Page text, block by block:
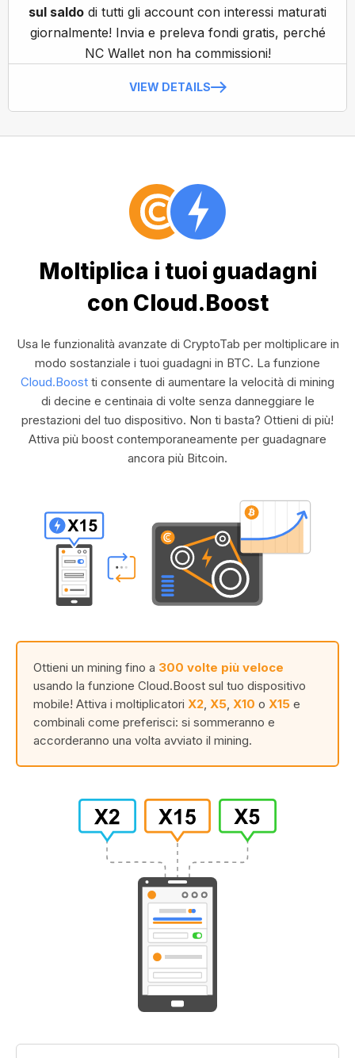
sul saldo di tutti gli account con interessi maturati
giornalmente! Invia e preleva fondi gratis, perché
NC Wallet non ha commissioni!
VIEW DETAILS
Moltiplica i tuoi guadagni
con Cloud.Boost
Usa le funzionalità avanzate di CryptoTab per moltiplicare in
modo sostanziale i tuoi guadagni in BTC. La funzione
Cloud.Boost ti consente di aumentare la velocità di mining
di decine e centinaia di volte senza danneggiare le
prestazioni del tuo dispositivo. Non ti basta? Ottieni di più!
Attiva più boost contemporaneamente per guadagnare
ancora più Bitcoin.
Ottieni un mining fino a 300 volte più veloce
usando la funzione Cloud.Boost sul tuo dispositivo
mobile! Attiva i moltiplicatori X2 X5 X10 o X15 e
combinali come preferisci: si sommeranno e
accorderanno una volta avviato il mining.